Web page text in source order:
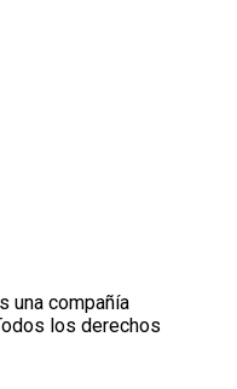
una compañía
los derechos